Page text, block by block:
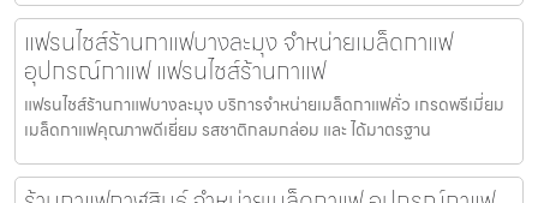
แฟรนไชส์ร้านกาแฟบางละมุง จำหน่ายเมล็ดกาแฟ
อุปกรณ์กาแฟ แฟรนไชส์ร้านกาแฟ
แฟรนไชส์ร้านกาแฟบางละมุง บริการจำหน่ายเมล็ดกาแฟคั่ว เกรดพรีเมี่ยม
เมล็ดกาแฟคุณภาพดีเยี่ยม รสชาติกลมกล่อม และ ได้มาตรฐาน